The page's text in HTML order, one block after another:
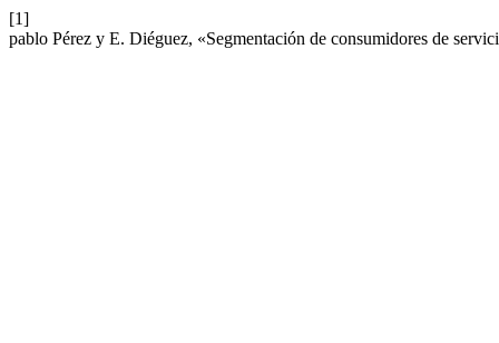
[1]
pablo Pérez y E. Diéguez, «Segmentación de consumidores de